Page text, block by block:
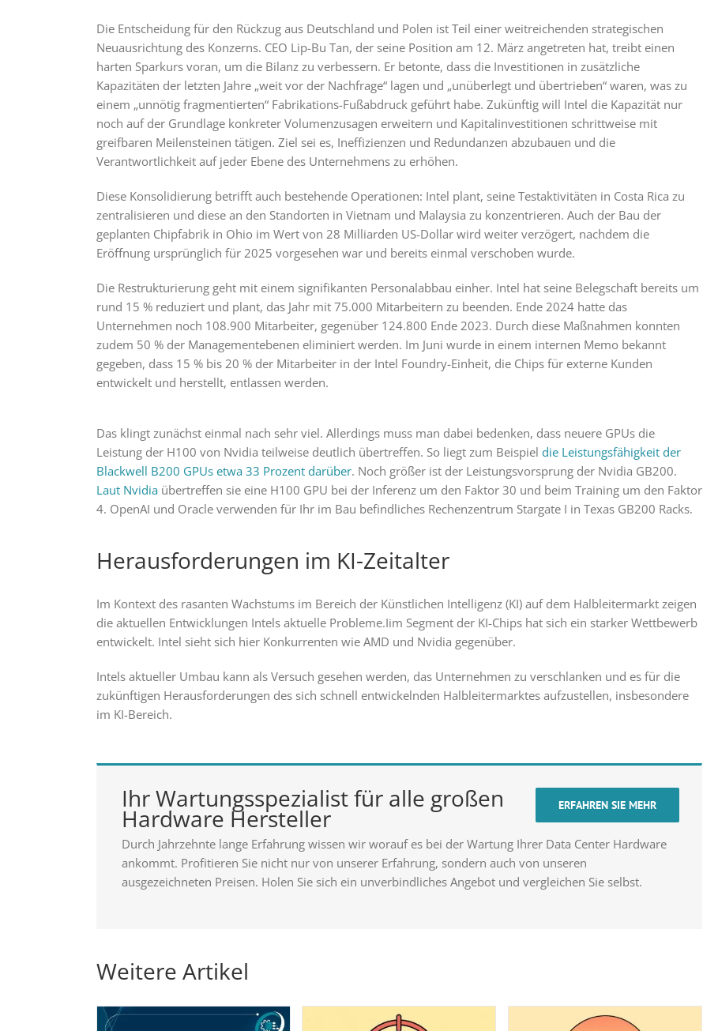
Die Entscheidung für den Rückzug aus Deutschland und Polen ist Teil einer weitreichenden strategischen
Neuausrichtung des Konzerns. CEO Lip-Bu Tan, der seine Position am 12. März angetreten hat, treibt einen
harten Sparkurs voran, um die Bilanz zu verbessern. Er betonte, dass die Investitionen in zusätzliche
Kapazitäten der letzten Jahre „weit vor der Nachfrage“ lagen und „unüberlegt und übertrieben“ waren, was zu
einem „unnötig fragmentierten“ Fabrikations-Fußabdruck geführt habe. Zukünftig will Intel die Kapazität nur
noch auf der Grundlage konkreter Volumenzusagen erweitern und Kapitalinvestitionen schrittweise mit
greifbaren Meilensteinen tätigen. Ziel sei es, Ineffizienzen und Redundanzen abzubauen und die
Verantwortlichkeit auf jeder Ebene des Unternehmens zu erhöhen.
Diese Konsolidierung betrifft auch bestehende Operationen: Intel plant, seine Testaktivitäten in Costa Rica zu
zentralisieren und diese an den Standorten in Vietnam und Malaysia zu konzentrieren. Auch der Bau der
geplanten Chipfabrik in Ohio im Wert von 28 Milliarden US-Dollar wird weiter verzögert, nachdem die
Eröffnung ursprünglich für 2025 vorgesehen war und bereits einmal verschoben wurde.
Die Restrukturierung geht mit einem signifikanten Personalabbau einher. Intel hat seine Belegschaft bereits um
rund 15 % reduziert und plant, das Jahr mit 75.000 Mitarbeitern zu beenden. Ende 2024 hatte das
Unternehmen noch 108.900 Mitarbeiter, gegenüber 124.800 Ende 2023. Durch diese Maßnahmen konnten
zudem 50 % der Managementebenen eliminiert werden. Im Juni wurde in einem internen Memo bekannt
gegeben, dass 15 % bis 20 % der Mitarbeiter in der Intel Foundry-Einheit, die Chips für externe Kunden
entwickelt und herstellt, entlassen werden.
Das klingt zunächst einmal nach sehr viel. Allerdings muss man dabei bedenken, dass neuere GPUs die
Leistung der H100 von Nvidia teilweise deutlich übertreffen. So liegt zum Beispiel die Leistungsfähigkeit der
Blackwell B200 GPUs etwa 33 Prozent darüber. Noch größer ist der Leistungsvorsprung der Nvidia GB200.
Laut Nvidiaübertreffen sie eine H100 GPU bei der Inferenz um den Faktor 30 und beim Training um den Faktor
4. OpenAI und Oracle verwenden für Ihr im Bau befindliches Rechenzentrum Stargate I in Texas GB200 Racks.
Herausforderungen im KI-Zeitalter
Im Kontext des rasanten Wachstums im Bereich der Künstlichen Intelligenz (KI) auf dem Halbleitermarkt zeigen
die aktuellen Entwicklungen Intels aktuelle Probleme.Iim Segment der KI-Chips hat sich ein starker Wettbewerb
entwickelt. Intel sieht sich hier Konkurrenten wie AMD und Nvidia gegenüber.
Intels aktueller Umbau kann als Versuch gesehen werden, das Unternehmen zu verschlanken und es für die
zukünftigen Herausforderungen des sich schnell entwickelnden Halbleitermarktes aufzustellen, insbesondere
im KI-Bereich.
ERFAHREN SIE MEHR
Ihr Wartungsspezialist für alle großen
Hardware Hersteller
Durch Jahrzehnte lange Erfahrung wissen wir worauf es bei der Wartung Ihrer Data Center Hardware
ankommt. Profitieren Sie nicht nur von unserer Erfahrung, sondern auch von unseren
ausgezeichneten Preisen. Holen Sie sich ein unverbindliches Angebot und vergleichen Sie selbst.
Weitere Artikel